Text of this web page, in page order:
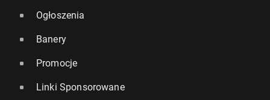
Ogłoszenia
Banery
Promocje
Linki Sponsorowane